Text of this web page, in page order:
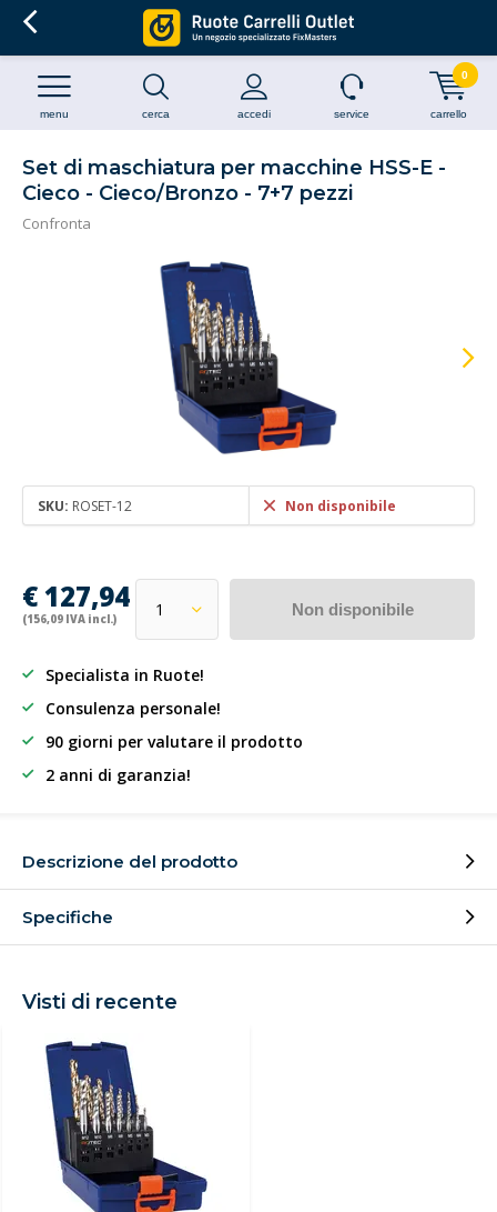
cerca accedi
menu service carrello
0
Set di maschiatura per macchine HSS-E -
Cieco - Cieco/Bronzo - 7+7 pezzi
Confronta
SKU: ROSET-12 Non disponibile
€ 127,94
(156,09 IVA incl.)
Non disponibile
Specialista in Ruote!
Consulenza personale!
90 giorni per valutare il prodotto
2 anni di garanzia!
Descrizione del prodotto
Specifiche
Visti di recente